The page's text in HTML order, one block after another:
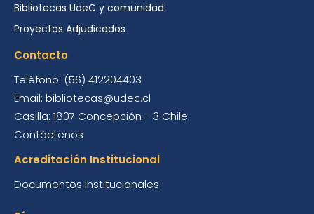
Bibliotecas UdeC y comunidad
Proyectos Adjudicados
Contacto
Teléfono: (56) 412204403
Email: bibliotecas@udec.cl
Casilla: 1807 Concepción - 3 Chile
Contáctenos
Acreditación Institucional
Documentos Institucionales